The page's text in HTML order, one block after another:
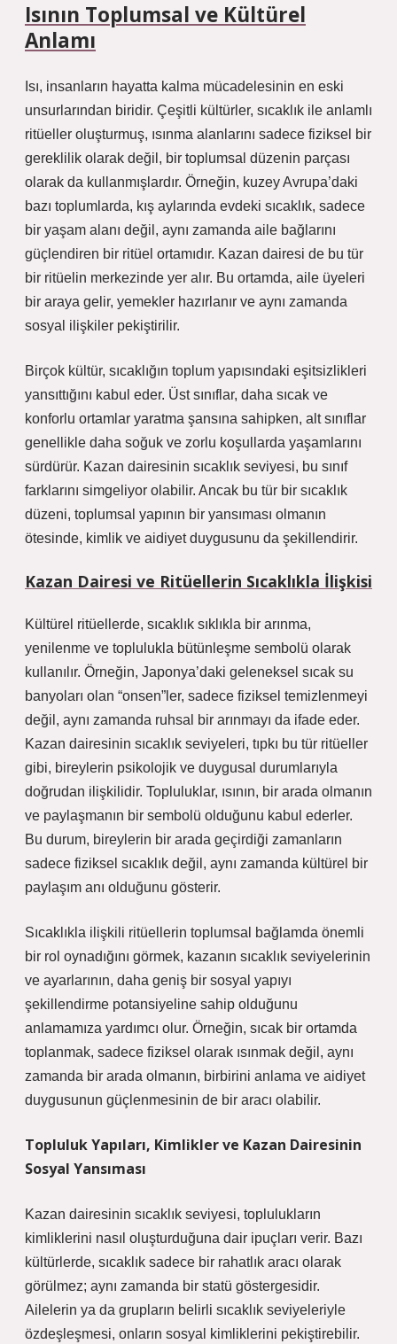
Isının Toplumsal ve Kültürel
Anlamı
Isı, insanların hayatta kalma mücadelesinin en eski
unsurlarından biridir. Çeşitli kültürler, sıcaklık ile anlamlı
ritüeller oluşturmuş, ısınma alanlarını sadece fiziksel bir
gereklilik olarak değil, bir toplumsal düzenin parçası
olarak da kullanmışlardır. Örneğin, kuzey Avrupa’daki
bazı toplumlarda, kış aylarında evdeki sıcaklık, sadece
bir yaşam alanı değil, aynı zamanda aile bağlarını
güçlendiren bir ritüel ortamıdır. Kazan dairesi de bu tür
bir ritüelin merkezinde yer alır. Bu ortamda, aile üyeleri
bir araya gelir, yemekler hazırlanır ve aynı zamanda
sosyal ilişkiler pekiştirilir.
Birçok kültür, sıcaklığın toplum yapısındaki eşitsizlikleri
yansıttığını kabul eder. Üst sınıflar, daha sıcak ve
konforlu ortamlar yaratma şansına sahipken, alt sınıflar
genellikle daha soğuk ve zorlu koşullarda yaşamlarını
sürdürür. Kazan dairesinin sıcaklık seviyesi, bu sınıf
farklarını simgeliyor olabilir. Ancak bu tür bir sıcaklık
düzeni, toplumsal yapının bir yansıması olmanın
ötesinde, kimlik ve aidiyet duygusunu da şekillendirir.
Kazan Dairesi ve Ritüellerin Sıcaklıkla İlişkisi
Kültürel ritüellerde, sıcaklık sıklıkla bir arınma,
yenilenme ve toplulukla bütünleşme sembolü olarak
kullanılır. Örneğin, Japonya’daki geleneksel sıcak su
banyoları olan “onsen”ler, sadece fiziksel temizlenmeyi
değil, aynı zamanda ruhsal bir arınmayı da ifade eder.
Kazan dairesinin sıcaklık seviyeleri, tıpkı bu tür ritüeller
gibi, bireylerin psikolojik ve duygusal durumlarıyla
doğrudan ilişkilidir. Topluluklar, ısının, bir arada olmanın
ve paylaşmanın bir sembolü olduğunu kabul ederler.
Bu durum, bireylerin bir arada geçirdiği zamanların
sadece fiziksel sıcaklık değil, aynı zamanda kültürel bir
paylaşım anı olduğunu gösterir.
Sıcaklıkla ilişkili ritüellerin toplumsal bağlamda önemli
bir rol oynadığını görmek, kazanın sıcaklık seviyelerinin
ve ayarlarının, daha geniş bir sosyal yapıyı
şekillendirme potansiyeline sahip olduğunu
anlamamıza yardımcı olur. Örneğin, sıcak bir ortamda
toplanmak, sadece fiziksel olarak ısınmak değil, aynı
zamanda bir arada olmanın, birbirini anlama ve aidiyet
duygusunun güçlenmesinin de bir aracı olabilir.
Topluluk Yapıları, Kimlikler ve Kazan Dairesinin
Sosyal Yansıması
Kazan dairesinin sıcaklık seviyesi, toplulukların
kimliklerini nasıl oluşturduğuna dair ipuçları verir. Bazı
kültürlerde, sıcaklık sadece bir rahatlık aracı olarak
görülmez; aynı zamanda bir statü göstergesidir.
Ailelerin ya da grupların belirli sıcaklık seviyeleriyle
özdeşleşmesi, onların sosyal kimliklerini pekiştirebilir.